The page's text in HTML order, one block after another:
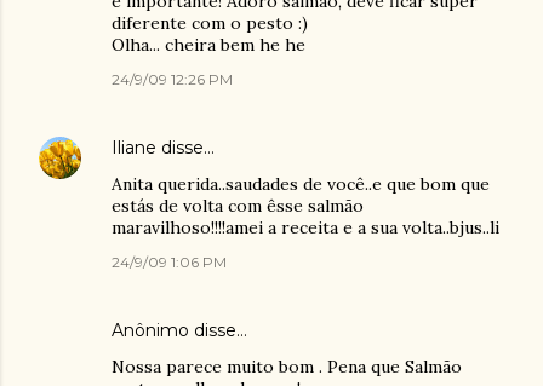
diferente com o pesto :)
Olha... cheira bem he he
24/9/09 12:26 PM
Iliane disse…
Anita querida..saudades de você..e que bom que
estás de volta com êsse salmão
maravilhoso!!!!amei a receita e a sua volta..bjus..li
24/9/09 1:06 PM
Anônimo disse…
Nossa parece muito bom . Pena que Salmão